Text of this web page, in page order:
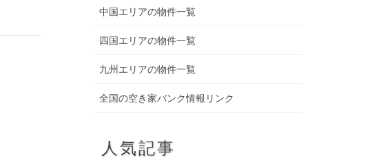
中国エリアの物件一覧
四国エリアの物件一覧
九州エリアの物件一覧
全国の空き家バンク情報リンク
人気記事